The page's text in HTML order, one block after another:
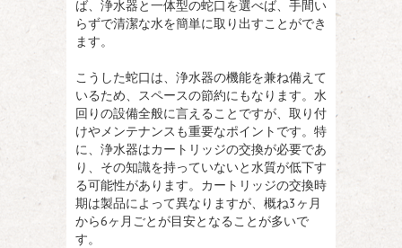
ば、浄水器と一体型の蛇口を選べば、手間い
らずで清潔な水を簡単に取り出すことができ
ます。
こうした蛇口は、浄水器の機能を兼ね備えて
いるため、スペースの節約にもなります。水
回りの設備全般に言えることですが、取り付
けやメンテナンスも重要なポイントです。特
に、浄水器はカートリッジの交換が必要であ
り、その知識を持っていないと水質が低下す
る可能性があります。カートリッジの交換時
期は製品によって異なりますが、概ね3ヶ月
から6ヶ月ごとが目安となることが多いで
す。